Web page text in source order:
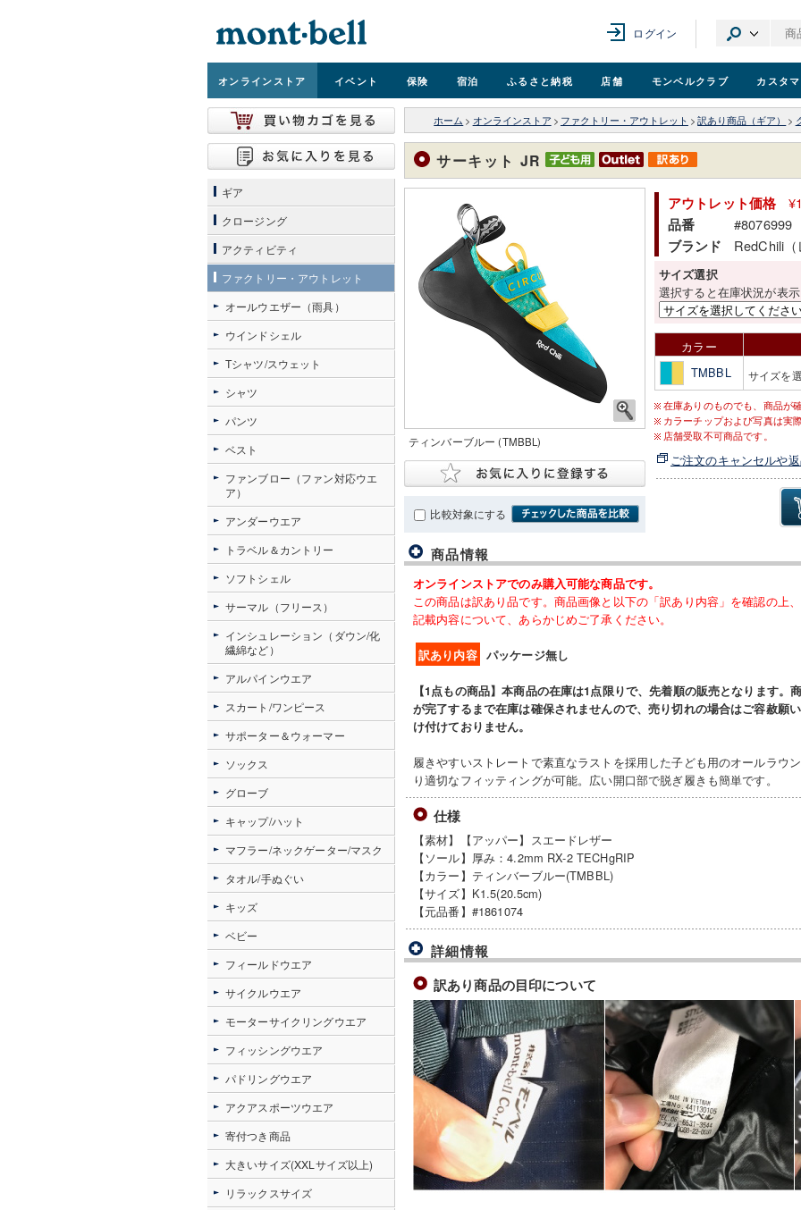
ログイン
オンラインストア イベント 保険 宿泊 ふるさと納税 店舗 モンベルクラブ カスタ
ホーム > オンラインストア > ファクトリー・アウトレット > 訳あり商品（ギア） >
サーキット JR
ティンバーブルー (TMBBL)
比較対象にする
アウトレット価格
品番 #8076999
ブランド RedChili
サイズ選択
選択すると在庫状況が表
カラー
TMBBL
サイズを
在庫ありのものでも、商品が
カラーチップおよび写真は実
店舗受取不可商品です。
ご注文のキャンセルや
商品情報
オンラインストアでのみ購入可能な商品です。
この商品は訳あり品です。商品画像と以下の「訳あり内容」を確認の上
記載内容について、あらかじめご了承ください。
訳あり内容 パッケージ無し
【1点もの商品】本商品の在庫は1点限りで、先着順の販売となります。
が完了するまで在庫は確保されませんので、売り切れの場合はご容赦願
け付けておりません。
履きやすいストレートで素直なラストを採用した子ども用のオールラウ
り適切なフィッティングが可能。広い開口部で脱ぎ履きも簡単です。
仕様
【素材】【アッパー】スエードレザー
【ソール】厚み：4.2mm RX-2 TECHgRIP
【カラー】ティンバーブルー(TMBBL)
【サイズ】K1.5(20.5cm)
【元品番】#1861074
詳細情報
訳あり商品の目印について
ギア
クロージング
アクティビティ
ファクトリー・アウトレット
オールウエザー（雨具）
ウインドシェル
Tシャツ/スウェット
シャツ
パンツ
ベスト
ファンブロー（ファン対応ウエ
ア）
アンダーウエア
トラベル＆カントリー
ソフトシェル
サーマル（フリース）
インシュレーション（ダウン/化
繊綿など）
アルパインウエア
スカート/ワンピース
サポーター＆ウォーマー
ソックス
グローブ
キャップ/ハット
マフラー/ネックゲーター/マスク
タオル/手ぬぐい
キッズ
ベビー
フィールドウエア
サイクルウエア
モーターサイクリングウエア
フィッシングウエア
パドリングウエア
アクアスポーツウエア
寄付つき商品
大きいサイズ(XXLサイズ以上)
リラックスサイズ